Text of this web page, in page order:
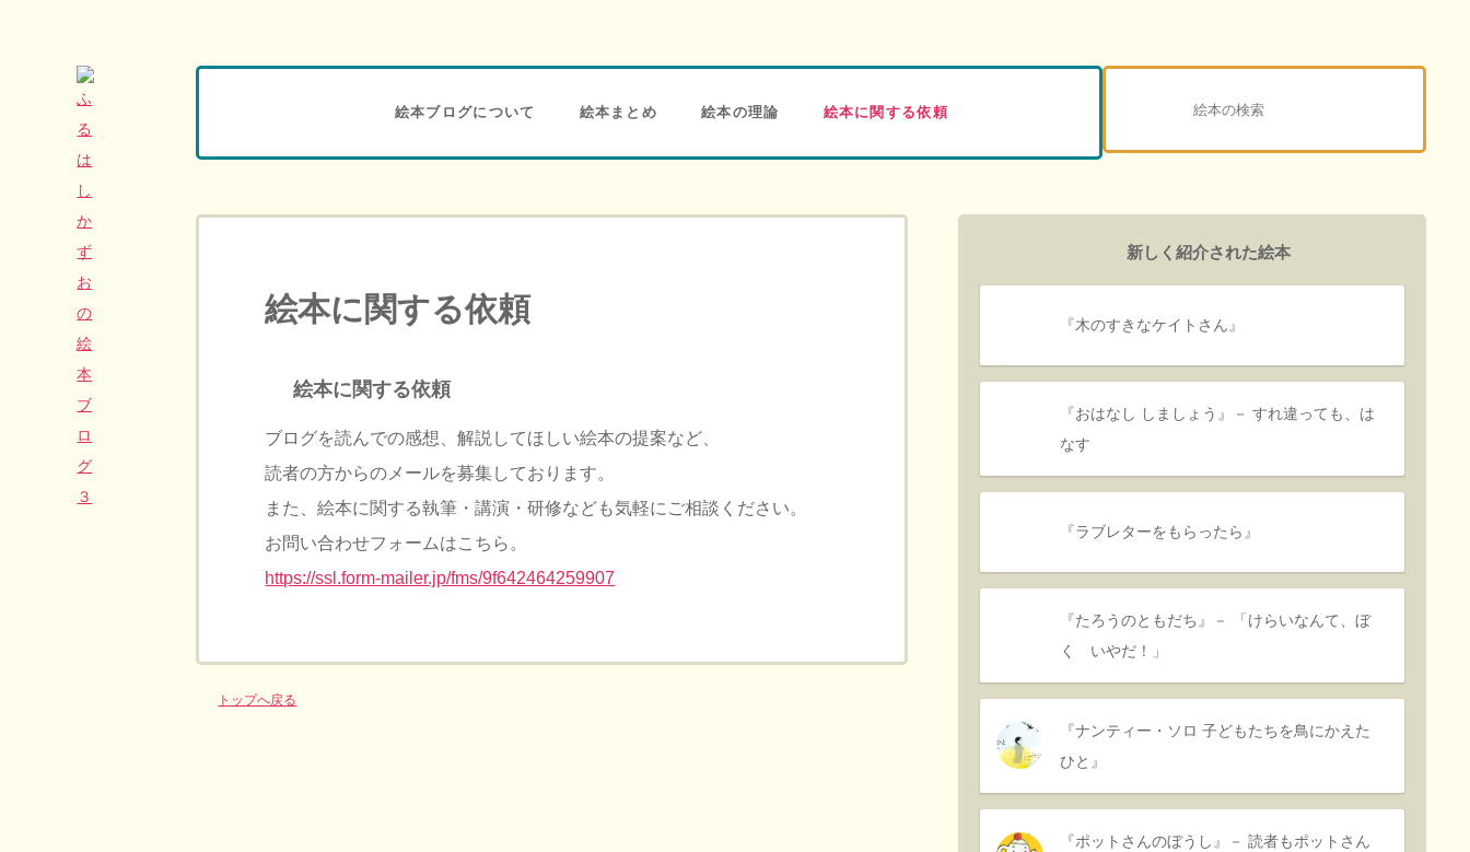
絵本ブログについて 絵本まとめ 絵本の理論 絵本に関する依頼
絵本に関する依頼
絵本に関する依頼
ブログを読んでの感想、解説してほしい絵本の提案など、
読者の方からのメールを募集しております。
また、絵本に関する執筆・講演・研修なども気軽にご相談ください。
お問い合わせフォームはこちら。
https://ssl.form-mailer.jp/fms/9f642464259907
トップへ戻る
新しく紹介された絵本
『木のすきなケイトさん』
『おはなし しましょう』－ すれ違っても、は
なす
『ラブレターをもらったら』
『たろうのともだち』－ 「けらいなんて、ぼ
く いやだ！」
『ナンティー・ソロ 子どもたちを鳥にかえた
ひと』
『ポットさんのぼうし』－ 読者もポットさん